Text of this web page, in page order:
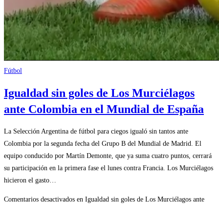
Fútbol
Igualdad sin goles de Los Murciélagos
ante Colombia en el Mundial de España
La Selección Argentina de fútbol para ciegos igualó sin tantos ante
Colombia por la segunda fecha del Grupo B del Mundial de Madrid. El
equipo conducido por Martín Demonte, que ya suma cuatro puntos, cerrará
su participación en la primera fase el lunes contra Francia. Los Murciélagos
hicieron el gasto…
Comentarios desactivados en Igualdad sin goles de Los Murciélagos ante